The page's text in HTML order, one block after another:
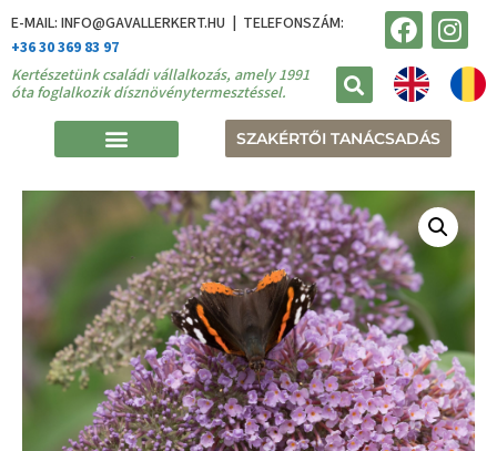
E-MAIL: INFO@GAVALLERKERT.HU | TELEFONSZÁM:
+36 30 369 83 97
Kertészetünk családi vállalkozás, amely 1991
óta foglalkozik dísznövénytermesztéssel.
SZAKÉRTŐI TANÁCSADÁS